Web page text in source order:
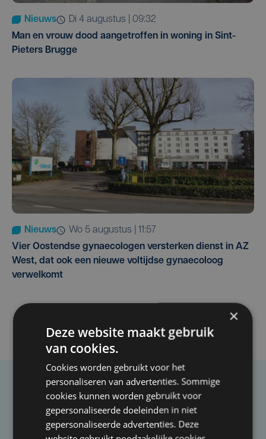
Nieuws
di 4 augustus | 09:32
Man en vrouw dood aangetroffen in woning in Sint-
Pieters Brugge
Nieuws
wo 5 augustus | 11:57
Vier Oostendse gynaecologen versterken dienst in AZ
West, dat ook een nieuwe voltijdse gynaecoloog
verwelkomt
Taalfout opgemerkt?
Heb je een taal- of schrijffout opgemerkt in dit
artikel?
×
Deze website maakt gebruik
van cookies.
Cookies worden gebruikt voor het
personaliseren van advertenties. Sommige
cookies kunnen worden gebruikt voor
gepersonaliseerde doeleinden in niet
gepersonaliseerde advertenties. Deze